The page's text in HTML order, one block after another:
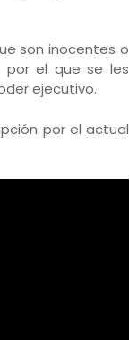
son inocentes o
por el que se les
ejecutivo.
por el actual